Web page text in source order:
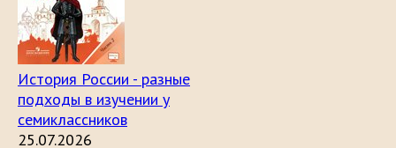
История России - разные
подходы в изучении у
семиклассников
25.07.2026